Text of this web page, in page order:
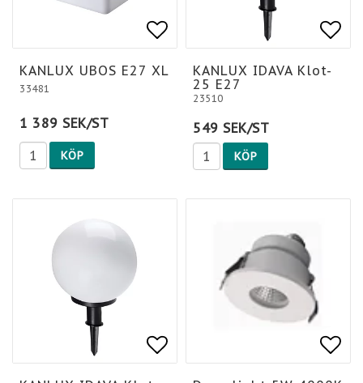
Lägg till i
Lägg till i
KANLUX UBOS E27 XL
33481
1 389 SEK/ST
KÖP
KANLUX IDAVA Klot-
25 E27
23510
549 SEK/ST
KÖP
Lägg till i
Lägg till i